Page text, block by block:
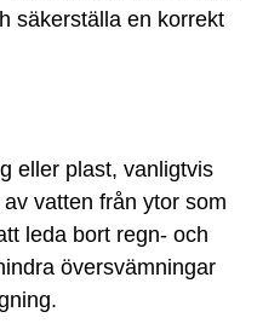
säkerställa en korrekt
eller plast, vanligtvis
vatten från ytor som
leda bort regn- och
översvämningar